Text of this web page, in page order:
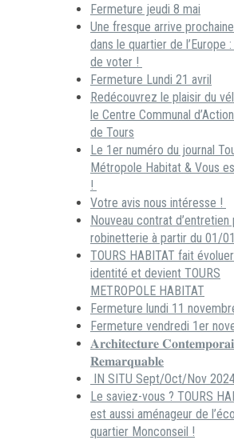
Fermeture jeudi 8 mai
Une fresque arrive
dans le quartier de l’Europe
de voter !
Fermeture Lundi 21 avril
Redécouvrez le plaisir du
le Centre Communal
de Tours
Le 1er numéro du journal
Métropole Habitat & Vous
!
Votre avis nous intéresse !
Nouveau contrat d’entretien
robinetterie à partir du 01/
TOURS HABITAT fait
identité et devient TOURS
METROPOLE HABITAT
Fermeture lundi 11
Fermeture vendredi 1er
𝐀𝐫𝐜𝐡𝐢𝐭𝐞𝐜𝐭𝐮𝐫𝐞
𝐑𝐞𝐦𝐚𝐫𝐪𝐮𝐚𝐛𝐥𝐞
IN SITU Sept/Oct/Nov
Le saviez-vous ? TOURS
est aussi aménageur de
quartier Monconseil !